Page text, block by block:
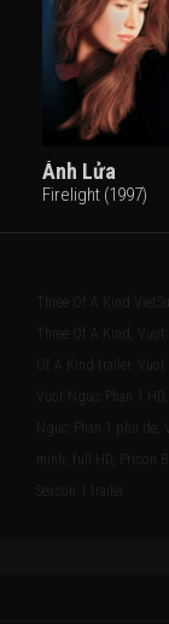
Ánh Lửa
Firelight (1997)
Three Of A Kind
Three Of A Kind,
Of A Kind trailer,
Vuot Nguc: Phan 1
Nguc: Phan 1 phu
minh, full HD, Prison
Season 1 trailer